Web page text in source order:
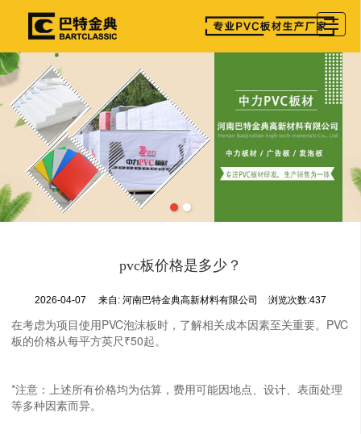
首页
产品展示
公司介绍
图库相册
新闻资讯
参展详情
pvc板价格是多少？
2026-04-07 来自:河南巴特金典高新材料有限公司 浏览次数:437
在考虑为项目使用PVC泡沫板时，了解相关成本因素至关重要。PVC
板的价格从每平方英尺₹50起。
*注意：上述所有价格均为估算，费用可能因地点、设计、表面处理
等多种因素而异。